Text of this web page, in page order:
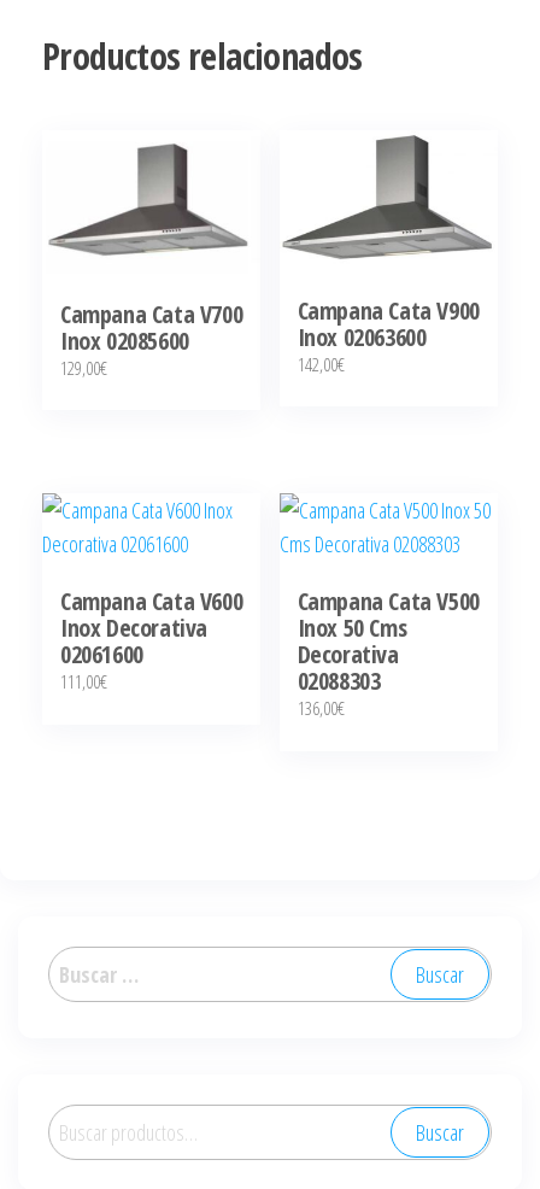
Productos relacionados
Campana Cata V700
Inox 02085600
129,00€
Campana Cata V900
Inox 02063600
142,00€
Campana Cata V600
Inox Decorativa
02061600
111,00€
Campana Cata V500
Inox 50 Cms
Decorativa
02088303
136,00€
Buscar:
Buscar
por:
Buscar